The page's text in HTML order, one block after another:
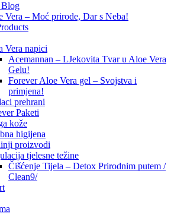
Blog
Vera – Moć prirode, Dar s Neba!
Vera napici
Acemannan – LJekovita Tvar u Aloe Vera
Gelu!
Forever Aloe Vera gel – Svojstva i
primjena!
prehrani
Paketi
kože
higijena
proizvodi
tjelesne težine
Čišćenje Tijela – Detox Prirodnim putem /
Clean9/